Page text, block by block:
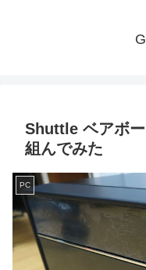
Shuttle ベアボ
組んでみた
PC